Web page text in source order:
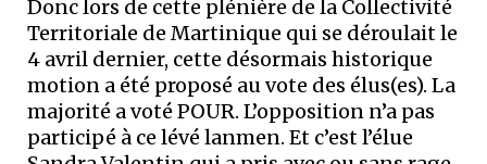
Donc lors de cette plénière de la Collectivité
Territoriale de Martinique qui se déroulait le
4 avril dernier, cette désormais historique
motion a été proposé au vote des élus(es). La
majorité a voté POUR. L’opposition n’a pas
participé à ce lévé lanmen. Et c’est l’élue